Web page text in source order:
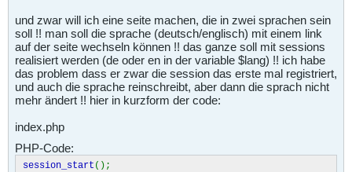
und zwar will ich eine seite machen, die in zwei sprachen sein
soll !! man soll die sprache (deutsch/englisch) mit einem link
auf der seite wechseln können !! das ganze soll mit sessions
realisiert werden (de oder en in der variable $lang) !! ich habe
das problem dass er zwar die session das erste mal registriert,
und auch die sprache reinschreibt, aber dann die sprach nicht
mehr ändert !! hier in kurzform der code:
index.php
PHP-Code:
session_start ();